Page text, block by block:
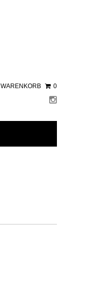
WARENKORB 0